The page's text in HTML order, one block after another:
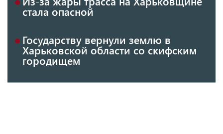
стала опасной
Государству вернули землю в
Харьковской области со скифским
городищем